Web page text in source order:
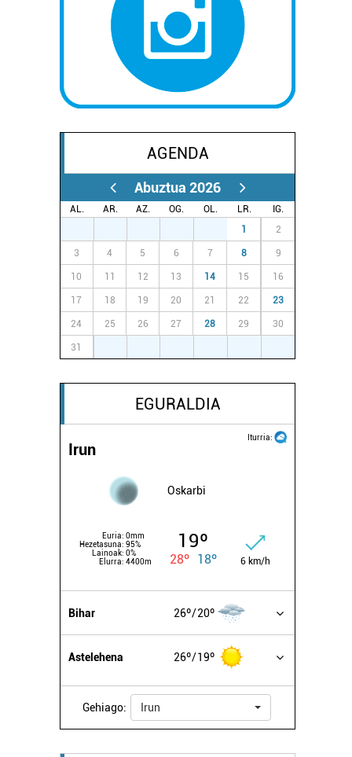
AGENDA
Abuztua 2026
AL. AR. AZ. OG. OL. LR.
IG.
1 2
3 4 5 6 7 8 9
10 11 12 13 14 15 16
17 18 19 20 21 22 23
24 25 26 27 28 29 30
31
EGURALDIA
Iturria:
Irun
Oskarbi
Euria: 0mm
Hezetasuna: 95%
Lainoak: 0%
Elurra: 4400m
19º
28º 18º 6 km/h
Bihar 26º 20º
Astelehena 26º 19º
Gehiago: Irun